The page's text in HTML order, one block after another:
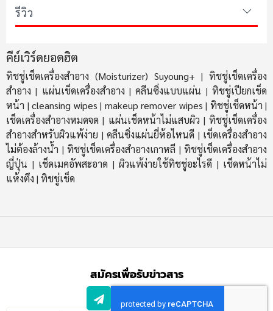
รีวิว
คีย์เวิร์ดยอดฮิต
ทิชชู่เช็ดเครื่องสำอาง (Moisturizer) Suyoung+ | ทิชชู่เช็ดเครื่อง
สำอาง | แผ่นเช็ดเครื่องสำอาง |คลีนซิ่งแบบแผ่น |ทิชชู่เปียกเช็ด
หน้า | cleansing wipes | makeup remover wipes | ทิชชู่เช็ดหน้า |
เช็ดเครื่องสำอางหมดจด | แผ่นเช็ดหน้าไม่แสบผิว | ทิชชู่เช็ดเครื่อง
สำอางสำหรับผิวแพ้ง่าย | คลีนซิ่งแผ่นยี่ห้อไหนดี | เช็ดเครื่องสำอาง
ไม่ต้องล้างน้ำ | ทิชชู่เช็ดเครื่องสำอางเกาหลี | ทิชชู่เช็ดเครื่องสำอาง
ญี่ปุ่น | เช็ดเมคอัพสะอาด | ผิวแพ้ง่ายใช้ทิชชู่อะไรดี | เช็ดหน้าไม่
แห้งตึง | ทิชชู่เช็ด
สมัครเพื่อรับข่าวสาร